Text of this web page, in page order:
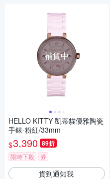
補貨中
HELLO KITTY 凱蒂貓優雅陶瓷
手錶-粉紅/33mm
$3,390 89折
限時下殺 券
貨到通知我